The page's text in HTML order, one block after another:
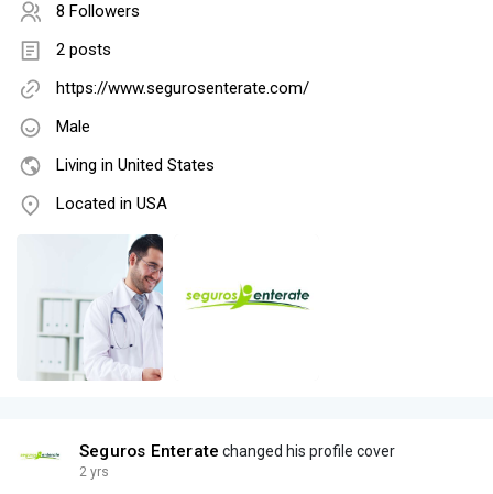
8 Followers
2 posts
https://www.segurosenterate.com/
Male
Living in United States
Located in USA
Seguros Enterate changed his profile cover
2 yrs